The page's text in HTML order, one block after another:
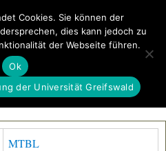
MENÜ
MTBL
Cookies. Sie können der
dies kann jedoch zu
der Webseite führen.
Ok
der Universität Greifswald